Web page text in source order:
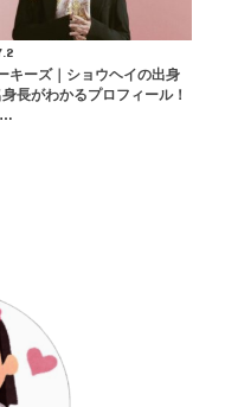
キーズ｜ショウヘイの出身
長がわかるプロフィール！